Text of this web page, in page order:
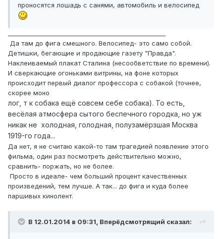
проносятся лошадь с санями, автомобиль и велосипед
Да там до фига смешного. Велосипед- это само собой.
Детишки, бегающие и продающие газету "Правда".
Наклеиваемый плакат Сталина (несообветствие по времени).
И сверкающие огоньками витрины, на фоне которых
происходит первый диалог профессора с собакой (точнее,
скорее моно
лог, т к собака ещё совсем себе собака). То есть,
весёлая атмосфера сытого беспечного городка, но уж
никак не холодная, голодная, полузамёрзшая Москва
1919-го года...
Да нет, я не считаю какой-то там трагедией появление этого
фильма, один раз посмотреть действительно можно,
сравнить- поржать, но не более.
Просто в идеале- чем больший процент качественных
произведений, тем лучше. А так... до фига и куда более
паршивых кинолент.
В 12.01.2014 в 09:31, Вперёдсмотрящий сказал: